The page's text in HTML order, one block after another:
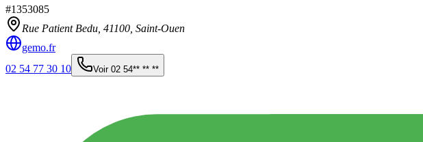
#1353085
Rue Patient Bedu, 41100 Saint-Ouen
gemo.fr
02 54 77 30 10
Voir 02 54** ** **